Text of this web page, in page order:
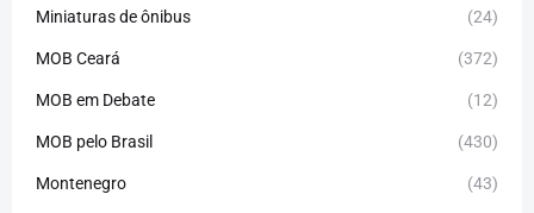
Miniaturas de ônibus (24)
MOB Ceará (372)
MOB em Debate (12)
MOB pelo Brasil (430)
Montenegro (43)